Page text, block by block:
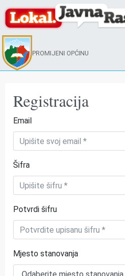
PROMIJENI OPĆINU
Registracija
Email
Šifra
Potvrdi šifru
Mjesto stanovanja